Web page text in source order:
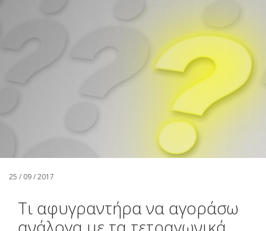
25 / 09 / 2017
Τι αφυγραντήρα να αγοράσω